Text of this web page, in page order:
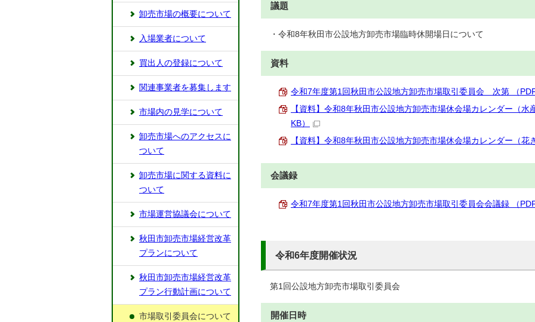
議題
・令和8年秋田市公設地方卸売市場臨時休開場日について
資料
令和7年度第1回秋田市公設地方卸売市場取引委員会 次第 （PDF
【資料】令和8年秋田市公設地方卸売市場休会場カレンダー（
KB）
【資料】令和8年秋田市公設地方卸売市場休会場カレンダー（花
会議録
令和7年度第1回秋田市公設地方卸売市場取引委員会会議録 （
令和6年度開催状況
第1回公設地方卸売市場取引委員会
開催日時
卸売市場の概要について
入場業者について
買出人の登録について
関連事業者を募集します
市場内の見学について
卸売市場へのアクセスに
ついて
卸売市場に関する資料に
ついて
市場運営協議会について
秋田市卸売市場経営改革
プランについて
秋田市卸売市場経営改革
プラン行動計画について
市場取引委員会について